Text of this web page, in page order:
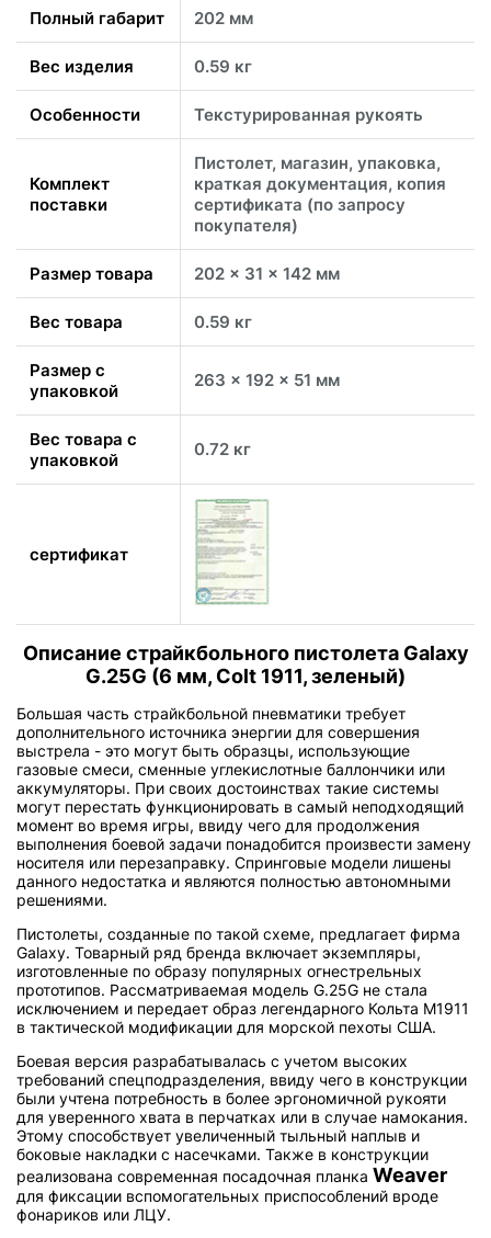
Полный габарит 202 мм
Вес изделия 0.59 кг
Особенности Текстурированная рукоять
Комплект
поставки
Пистолет, магазин, упаковка,
краткая документация, копия
сертификата (по запросу
покупателя)
Размер товара 202 x 31 x 142 мм
Вес товара 0.59 кг
Размер с
упаковкой
263 x 192 x 51 мм
Вес товара с
упаковкой
0.72 кг
сертификат
Описание страйкбольного пистолета Galaxy
G.25G (6 мм, Colt 1911, зеленый)
Большая часть страйкбольной пневматики требует
дополнительного источника энергии для совершения
выстрела - это могут быть образцы, использующие
газовые смеси, сменные углекислотные баллончики или
аккумуляторы. При своих достоинствах такие системы
могут перестать функционировать в самый неподходящий
момент во время игры, ввиду чего для продолжения
выполнения боевой задачи понадобится произвести замену
носителя или перезаправку. Спринговые модели лишены
данного недостатка и являются полностью автономными
решениями.
Пистолеты, созданные по такой схеме, предлагает фирма
Galaxy. Товарный ряд бренда включает экземпляры,
изготовленные по образу популярных огнестрельных
прототипов. Рассматриваемая модель G.25G не стала
исключением и передает образ легендарного Кольта М1911
в тактической модификации для морской пехоты США.
Боевая версия разрабатывалась с учетом высоких
требований спецподразделения, ввиду чего в конструкции
были учтена потребность в более эргономичной рукояти
для уверенного хвата в перчатках или в случае намокания.
Этому способствует увеличенный тыльный наплыв и
боковые накладки с насечками. Также в конструкции
реализована современная посадочная планка Weav​er
для фиксации вспомогательных приспособлений вроде
фонариков или ЛЦУ.